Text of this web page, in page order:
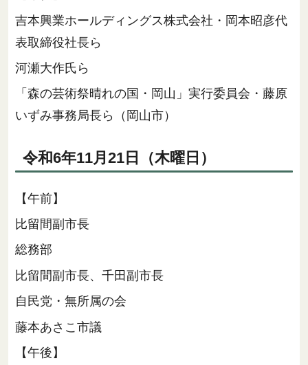
吉本興業ホールディングス株式会社・岡本昭彦代
表取締役社長ら
河瀬大作氏ら
「森の芸術祭晴れの国・岡山」実行委員会・藤原
いずみ事務局長ら（岡山市）
令和6年11月21日（木曜日）
【午前】
比留間副市長
総務部
比留間副市長、千田副市長
自民党・無所属の会
藤本あさこ市議
【午後】